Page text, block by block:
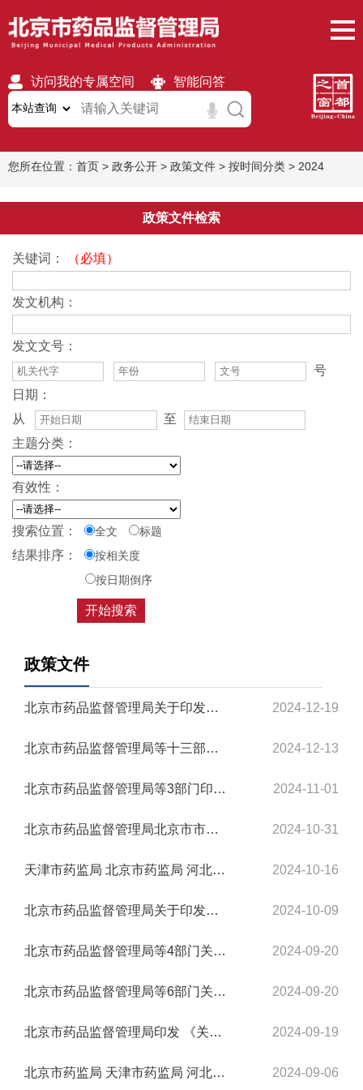
访问我的专属空间 智能问答
无障碍 繁體 移动版
您所在位置： 首页 > 政务公开 > 政策文件 > 按时间分类 > 2024
政策文件检索
关键词： （必填）
发文机构：
发文文号：
号
日期：
从
至
主题分类：
有效性：
搜索位置： 全文 标题
结果排序：
按相关度
按日期倒序
政策文件
北京市药品监督管理局关于印发《北京市药品检查管理办法生产环节实施细则（试行）》的... 2024-12-19
北京市药品监督管理局等十三部门关于印发《北京市高风险特殊物品入境联合监管机制工作... 2024-12-13
北京市药品监督管理局等3部门印发《关于进一步加强药品零售企业规范化管理提升药学服务... 2024-11-01
北京市药品监督管理局北京市市场监管综合执法总队关于印发《北京市化妆品监管领域违法... 2024-10-31
天津市药监局 北京市药监局 河北省药监局关于印发京津冀实施《药品经营和使用质量 ... 2024-10-16
北京市药品监督管理局关于印发《北京市药品零售企业设置自助售（取）药机管理暂行规定... 2024-10-09
北京市药品监督管理局等4部门关于印发《北京市促进临床急需药械临时进口工作实施方案（... 2024-09-20
北京市药品监督管理局等6部门关于印发《北京市推动罕见病药品保障先行区建设工作实施方... 2024-09-20
北京市药品监督管理局印发 《关于临床急需进口药械和罕见病进口药品追溯 体系建设的指... 2024-09-19
北京市药监局 天津市药监局 河北省药监局 关于印发《委托生产药品上市许可持有人检... 2024-09-06